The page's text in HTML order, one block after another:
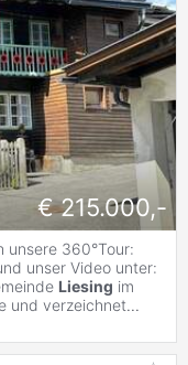
€ 215.000,-
unsere 360°Tour:
unser Video unter:
Liesing im
und verzeichnet...